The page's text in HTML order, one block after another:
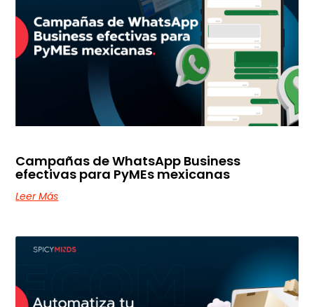
Campañas de WhatsApp Business
efectivas para PyMEs mexicanas
Leer Más